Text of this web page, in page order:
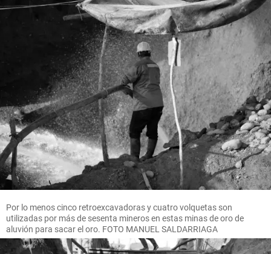
Por lo menos cinco retroexcavadoras y cuatro volquetas son
utilizadas por más de sesenta mineros en estas minas de oro de
aluvión para sacar el oro. FOTO MANUEL SALDARRIAGA